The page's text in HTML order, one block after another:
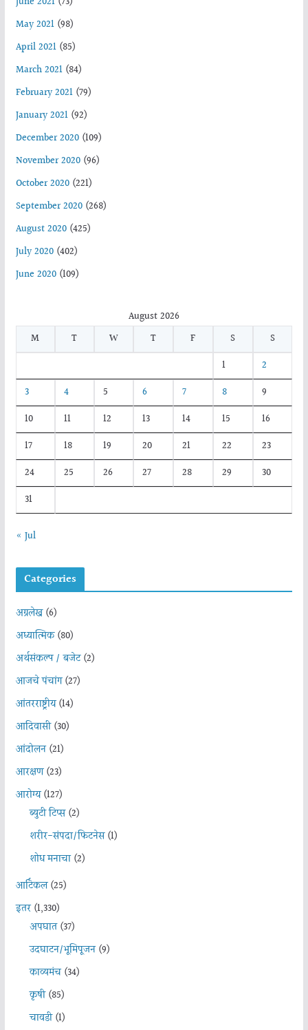
May 2021(98)
April 2021(85)
March 2021(84)
February 2021(79)
January 2021(92)
December 2020(109)
November 2020(96)
October 2020(221)
September 2020(268)
August 2020(425)
July 2020(402)
June 2020(109)
August 2026
M
T W T F S
S
1
2
3
4 5 6 7 8
9
10
11 12 13 14 15
16
17
18 19 20 21 22
23
24
25 26 27 28 29
30
31
« Jul
Categories
अग्रलेख(6)
अध्यात्मिक(80)
अर्थसंकल्प / बजेट(2)
आजचे पंचांग(27)
आंतरराष्ट्रीय(14)
आदिवासी(30)
आंदोलन(21)
आरक्षण(23)
आरोग्य(127)
ब्युटी टिप्स(2)
शरीर-संपदा/फिटनेस(1)
शोध मनाचा(2)
आर्टिकल(25)
इतर(1,330)
अपघात(37)
उदघाटन/भूमिपूजन(9)
काव्यमंच(34)
कृषी(85)
चावडी(1)